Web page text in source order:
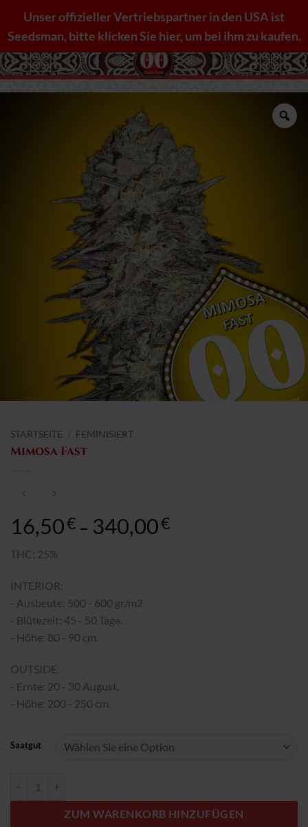
Inhalt
springen
STARTSEITE FEMINISIERT
Mimosa Fast
16,50€ – 340,00€Preisspanne:
THC: 25%
INTERIOR:
- Ausbeute: 500 - 600 gr/m2
- Blütezeit: 45 - 50 Tage.
- Höhe: 80 - 90 cm.
OUTSIDE:
- Ernte: 20 - 30 August.
- Höhe: 200 - 250 cm.
Saatgut
ZUM WARENKORB HINZUFÜGEN
Unser offizieller Vertriebspartner in den USA ist
Seedsman, bitte klicken Sie hier, um bei ihm zu kaufen.